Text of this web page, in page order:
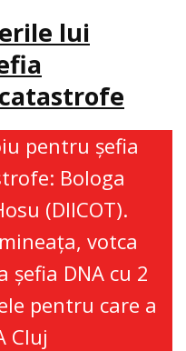
lui
pentru şefia
Bologa
(DIICOT).
votca
şefia DNA cu 2
pentru care a
Cluj